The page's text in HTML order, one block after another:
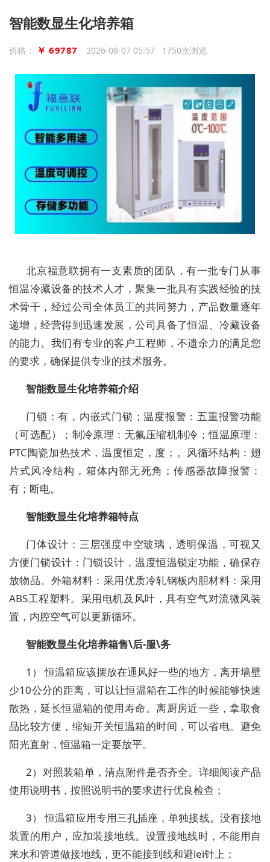
智能数显生化培养箱
价格： ￥ 69787 2026-08-07 05:57 1750次浏览
北京福意联拥有一支素质的团队，有一批专门从事
恒温冷藏设备的技术人才，聚集一批具有实践经验的技
术骨干，经过公司全体员工的共同努力，产品数量逐年
递增，经营得到迅速发展，公司具备了恒温、冷藏设备
的能力。我们有专业的客户工程师，不遗余力的满足您
的要求，确保提供专业的技术服务。
智能数显生化培养箱介绍
门锁：有，内嵌式门锁；温度报警：五重报警功能
（可选配）；制冷原理：无氟压缩机制冷；恒温原理：
PTC陶瓷加热技术，温度恒定，度；。风循环结构：翅
片式风冷结构，箱体内部无死角；传感器故障报警：
有；断电。
智能数显生化培养箱特点
门体设计：三层强度中空玻璃，透明保温，可视又
方便门锁设计：门锁设计，温度恒温锁定功能，确保存
放物品。外箱材料：采用优质冷轧钢板内胆材料：采用
ABS工程塑料。采用电机及风叶，具有空气对流微风装
置，内腔空气可以更新循环。
智能数显生化培养箱售\后-服\务
1） 恒温箱应该摆放在通风好一些的地方，离开墙壁
少10公分的距离，可以让恒温箱在工作的时候能够快速
散热，延长恒温箱的使用寿命。离厨房近一些，拿取食
品比较方便，缩短开关恒温箱的时间，可以省电。避免
阳光直射，恒温箱一定要放平。
2）对照装箱单，清点附件是否齐全。详细阅读产品
使用说明书，按照说明书的要求进行优良检查；
3） 恒温箱应用专用三孔插座，单独接线。没有接地
装置的用户，应加装接地线。设置接地线时，不能用自
来水和管道做接地线，更不能接到线和避lei针上；